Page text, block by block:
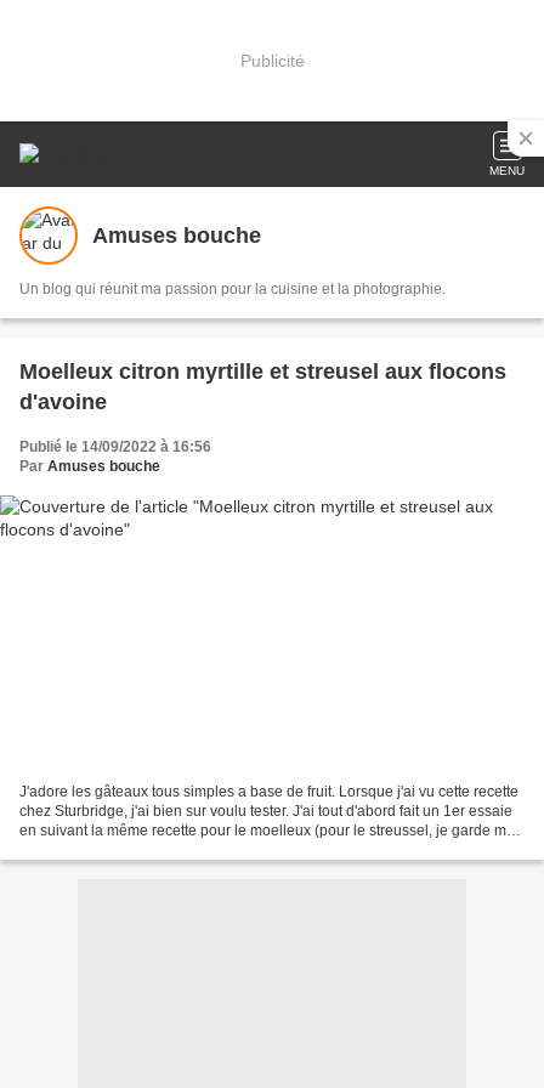
Publicité
MENU
Amuses bouche
Un blog qui réunit ma passion pour la cuisine et la photographie.
Moelleux citron myrtille et streusel aux flocons
d'avoine
Publié le 14/09/2022 à 16:56
Par Amuses bouche
J'adore les gâteaux tous simples a base de fruit. Lorsque j'ai vu cette recette
chez Sturbridge, j'ai bien sur voulu tester. J'ai tout d'abord fait un 1er essaie
en suivant la même recette pour le moelleux (pour le streussel, je garde ma